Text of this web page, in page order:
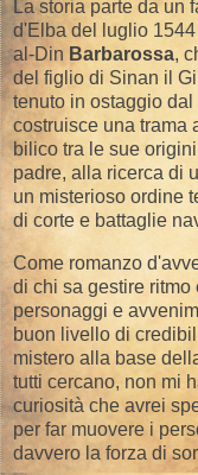
La storia parte da un
d'Elba del luglio
al-Din Barbarossa,
del figlio di Sinan il
tenuto in ostaggio
costruisce una trama
bilico tra le sue
padre, alla ricerca di
un misterioso ordine
di corte e battaglie
Come romanzo
di chi sa gestire
personaggi e
buon livello di
mistero alla base
tutti cercano, non mi
curiosità che avrei
per far muovere i
davvero la forza di